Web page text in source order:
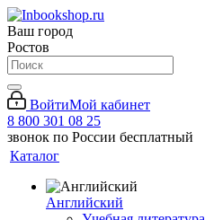
Ваш город
Ростов
ВойтиМой кабинет
8 800 301 08 25
звонок по России бесплатный
Каталог
Английский